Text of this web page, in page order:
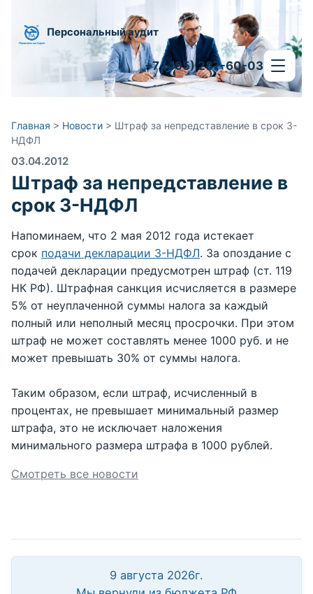
Персональный аудит
+7 (495) 287-60-03
Главная > Новости > Штраф за непредставление в срок 3-
НДФЛ
03.04.2012
Штраф за непредставление в
срок 3-НДФЛ
Напоминаем, что 2 мая 2012 года истекает
срок подачи декларации 3-НДФЛ. За опоздание с
подачей декларации предусмотрен штраф (ст. 119
НК РФ). Штрафная санкция исчисляется в размере
5% от неуплаченной суммы налога за каждый
полный или неполный месяц просрочки. При этом
штраф не может составлять менее 1000 руб. и не
может превышать 30% от суммы налога.
Таким образом, если штраф, исчисленный в
процентах, не превышает минимальный размер
штрафа, это не исключает наложения
минимального размера штрафа в 1000 рублей.
Смотреть все новости
9 августа 2026г.